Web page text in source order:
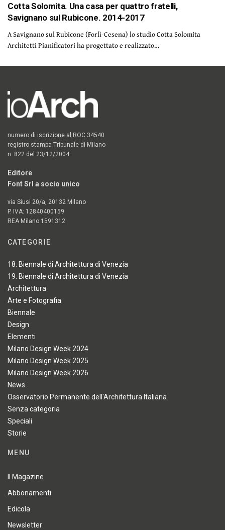
Cotta Solomita. Una casa per quattro fratelli,
Savignano sul Rubicone. 2014-2017
A Savignano sul Rubicone (Forlì-Cesena) lo studio Cotta Solomita
Architetti Pianificatori ha progettato e realizzato…
numero di iscrizione al ROC 34540
registro stampa Tribunale di Milano
n. 822 del 23/12/2004
Editore
Font Srl a socio unico
via Siusi 20/a, 20132 Milano
P. IVA: 12840400159
REA Milano 1591312
CATEGORIE
18. Biennale di Architettura di Venezia
19. Biennale di Architettura di Venezia
Architettura
Arte e Fotografia
Biennale
Design
Elementi
Milano Design Week 2024
Milano Design Week 2025
Milano Design Week 2026
News
Osservatorio Permanente dell'Architettura Italiana
Senza categoria
Speciali
Storie
MENU
Il Magazine
Abbonamenti
Edicola
Newsletter